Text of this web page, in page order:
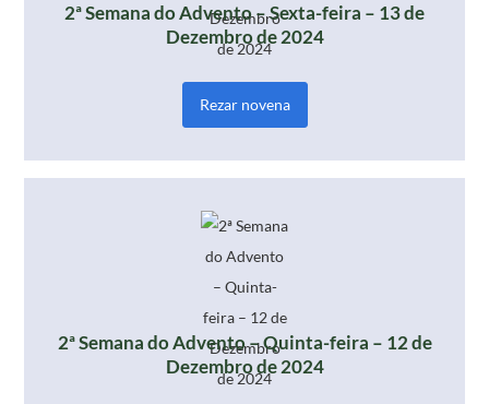
2ª Semana do Advento – Sexta-feira – 13 de
Dezembro de 2024
Rezar novena
2ª Semana do Advento – Quinta-feira – 12 de
Dezembro de 2024